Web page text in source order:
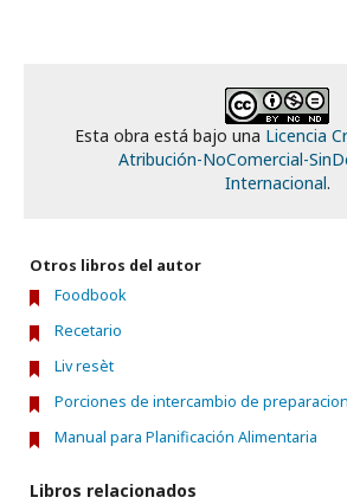
Esta obra está bajo una Licencia
Atribución-NoComercial-
Internacional.
Otros libros del autor
Foodbook
Recetario
Liv resèt
Porciones de intercambio de
Manual para Planificación Alimentaria
Libros relacionados